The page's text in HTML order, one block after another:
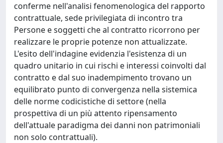
conferme nell'analisi fenomenologica del rapporto
contrattuale, sede privilegiata di incontro tra
Persone e soggetti che al contratto ricorrono per
realizzare le proprie potenze non attualizzate.
L'esito dell'indagine evidenzia l'esistenza di un
quadro unitario in cui rischi e interessi coinvolti dal
contratto e dal suo inadempimento trovano un
equilibrato punto di convergenza nella sistemica
delle norme codicistiche di settore (nella
prospettiva di un più attento ripensamento
dell'attuale paradigma dei danni non patrimoniali
non solo contrattuali).